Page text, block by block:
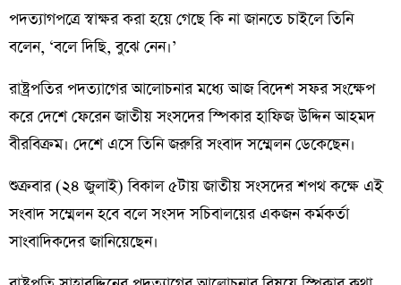
পদত্যাগপত্রে স্বাক্ষর করা হয়ে গেছে কি না জানতে চাইলে তিনি
বলেন, ‘বলে দিছি, বুঝে নেন।’
রাষ্ট্রপতির পদত্যাগের আলোচনার মধ্যে আজ বিদেশ সফর সংক্ষেপ
করে দেশে ফেরেন জাতীয় সংসদের স্পিকার হাফিজ উদ্দিন আহমদ
বীরবিক্রম। দেশে এসে তিনি জরুরি সংবাদ সম্মেলন ডেকেছেন।
শুক্রবার (২৪ জুলাই) বিকাল ৫টায় জাতীয় সংসদের শপথ কক্ষে এই
সংবাদ সম্মেলন হবে বলে সংসদ সচিবালয়ের একজন কর্মকর্তা
সাংবাদিকদের জানিয়েছেন।